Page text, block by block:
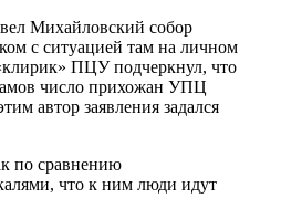
Михайловский собор
с ситуацией там на личном
ПЦУ подчеркнул, что
число прихожан УПЦ
автор заявления задался
по сравнению
что к ним люди идут